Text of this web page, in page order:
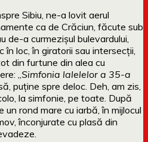
Sibiu, ne-a lovit aerul
ca de Crăciun, făcute sub
de-a curmezișul bulevardului,
loc, în giratorii sau intersecții,
din furtune din alea cu
„ Simfonia lalelelor a 35-a
puține spre deloc. Deh, am zis,
la simfonie, pe toate. După
rond mare cu iarbă, în mijlocul
înconjurate cu plasă din